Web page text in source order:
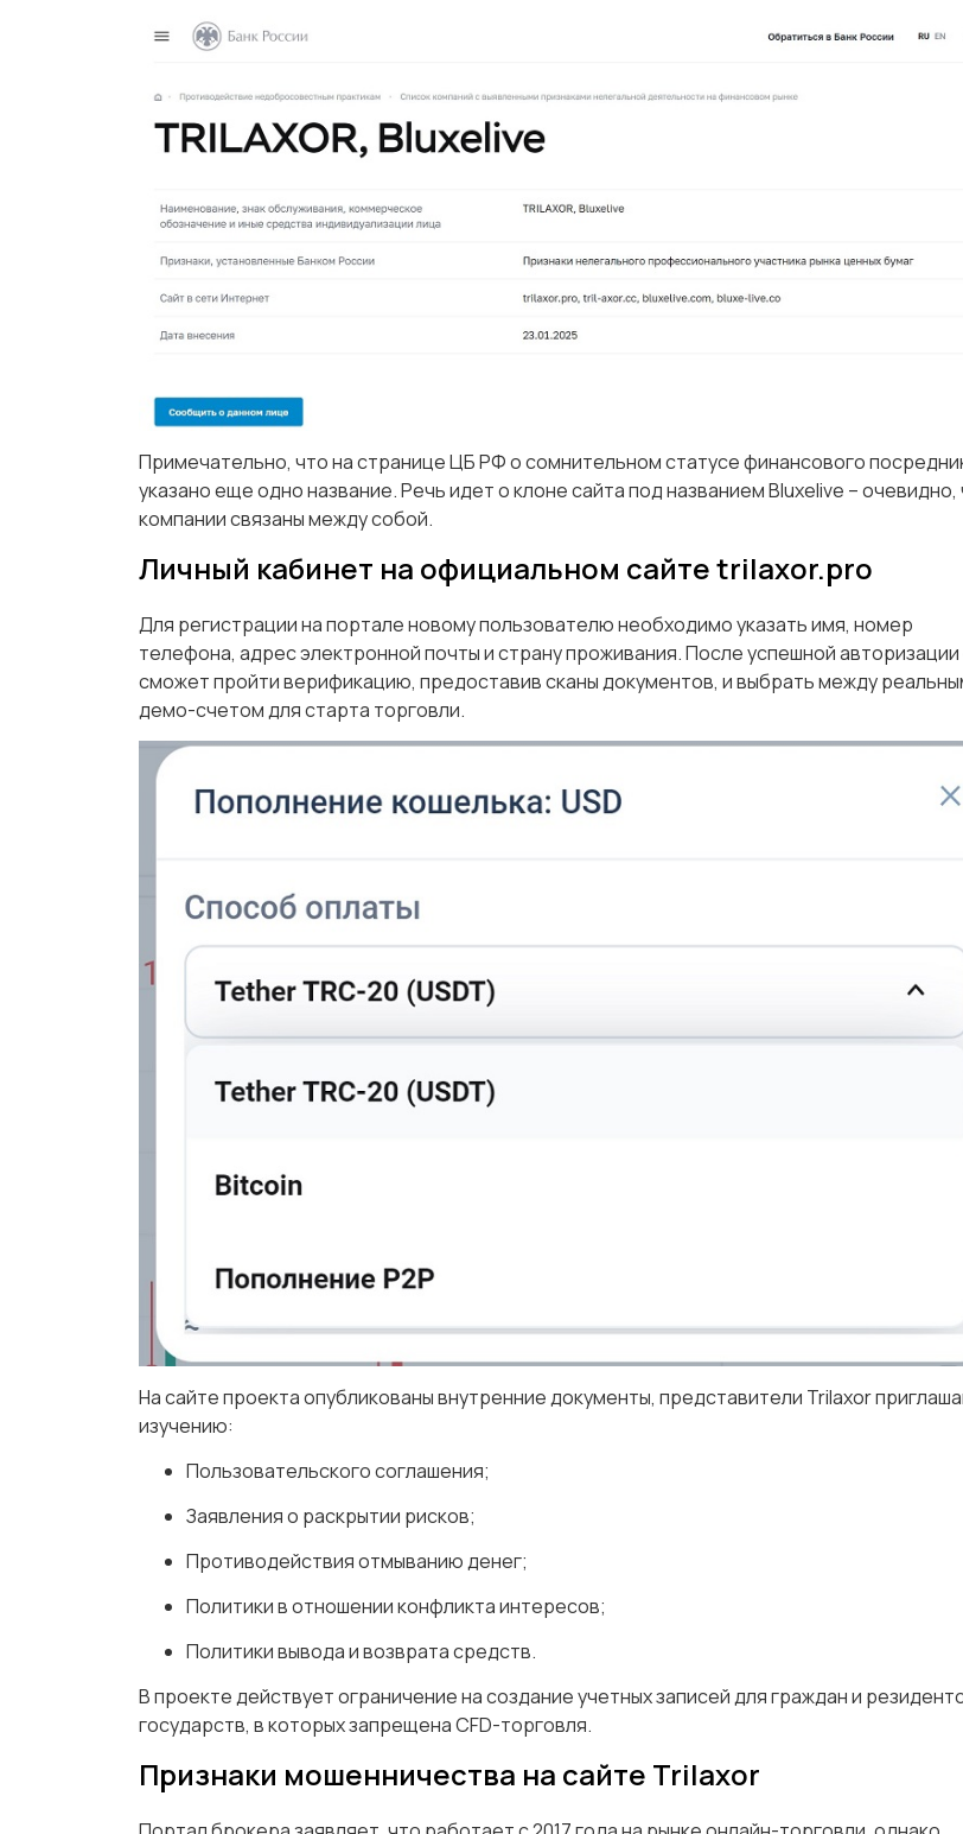
Примечательно, что на странице ЦБ РФ о сомнительном статусе финансового
указано еще одно название. Речь идет о клоне сайта под названием Bluxelive – очевидно,
компании связаны между собой.
Личный кабинет на официальном сайте trilaxor.pro
Для регистрации на портале новому пользователю необходимо указать имя, номер
телефона, адрес электронной почты и страну проживания. После успешной авторизации
сможет пройти верификацию, предоставив сканы документов, и выбрать между
демо-счетом для старта торговли.
На сайте проекта опубликованы внутренние документы, представители Trilaxor
изучению:
Пользовательского соглашения;
Заявления о раскрытии рисков;
Противодействия отмыванию денег;
Политики в отношении конфликта интересов;
Политики вывода и возврата средств.
В проекте действует ограничение на создание учетных записей для граждан и
государств, в которых запрещена CFD-торговля.
Признаки мошенничества на сайте Trilaxor